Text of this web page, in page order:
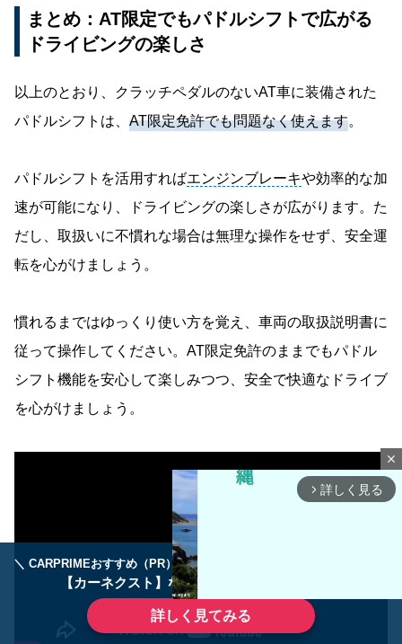
＼ CARPRIMEおすすめ（PR） ／ディーラーで手放すのはもったいない！
【カーネクスト】ならどんなクルマも高価買取
詳しく見てみる
まとめ：AT限定でもパドルシフトで広がる
ドライビングの楽しさ
以上のとおり、クラッチペダルのないAT車に装備された
パドルシフトは、 AT限定免許でも問題なく使えます。
パドルシフトを活用すればエンジンブレーキや効率的な加
速が可能になり、ドライビングの楽しさが広がります。た
だし、取扱いに不慣れな場合は無理な操作をせず、安全運
転を心がけましょう。
慣れるまではゆっくり使い方を覚え、車両の取扱説明書に
従って操作してください。AT限定免許のままでもパドル
シフト機能を安心して楽しみつつ、安全で快適なドライブ
を心がけましょう。
close
arrow_forward_ios 詳しく見る